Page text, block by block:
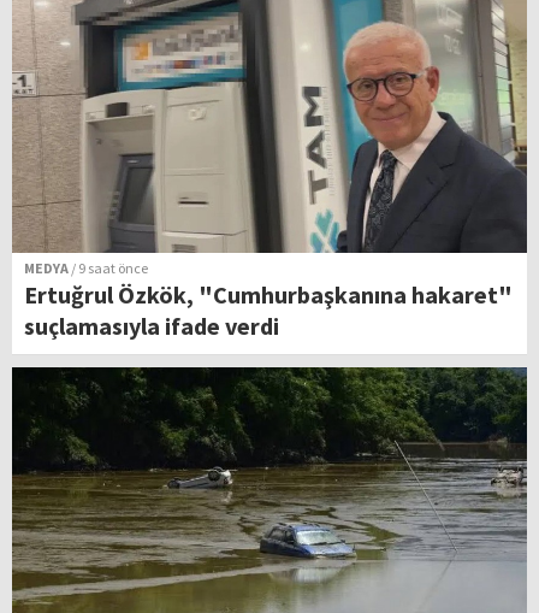
MEDYA / 9 saat önce
Ertuğrul Özkök, "Cumhurbaşkanına hakaret"
suçlamasıyla ifade verdi